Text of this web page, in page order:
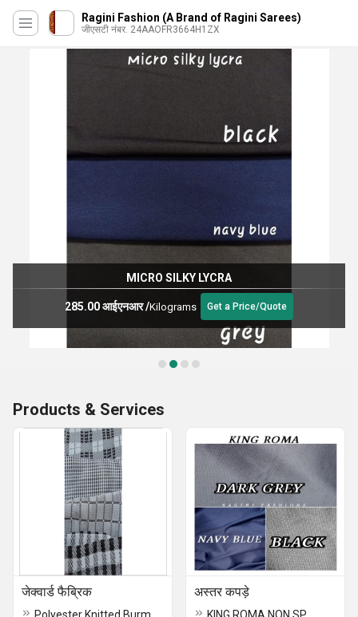
Ragini Fashion (A Brand of Ragini Sarees)
जीएसटी नंबर. 24AAOFR3664H1ZX
MICRO SILKY LYCRA
285.00 आईएनआर/Kilograms Get a Price/Quote
Products & Services
जेक्वार्ड फैब्रिक अस्तर कपड़े